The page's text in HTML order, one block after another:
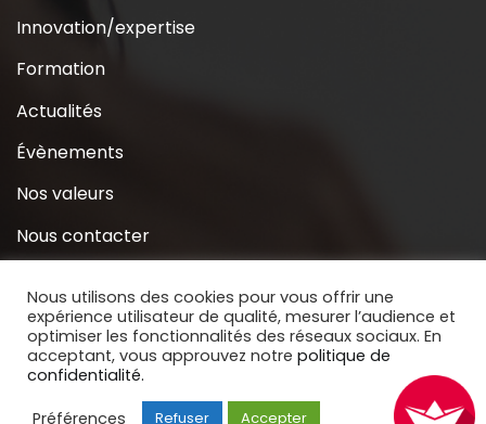
Innovation/expertise
Formation
Actualités
Évènements
Nos valeurs
Nous contacter
S’inscrire à la Newsletter
Nous soutenir
Nous utilisons des cookies pour vous offrir une
expérience utilisateur de qualité, mesurer l’audience et
optimiser les fonctionnalités des réseaux sociaux. En
acceptant, vous approuvez notre politique de
confidentialité.
Préférences
Refuser Accepter